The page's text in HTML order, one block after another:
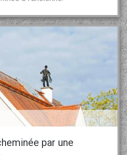
par une